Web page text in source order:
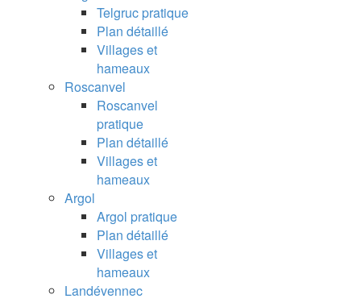
Telgruc pratique
Plan détaillé
Villages et
hameaux
Roscanvel
Roscanvel
pratique
Plan détaillé
Villages et
hameaux
Argol
Argol pratique
Plan détaillé
Villages et
hameaux
Landévennec